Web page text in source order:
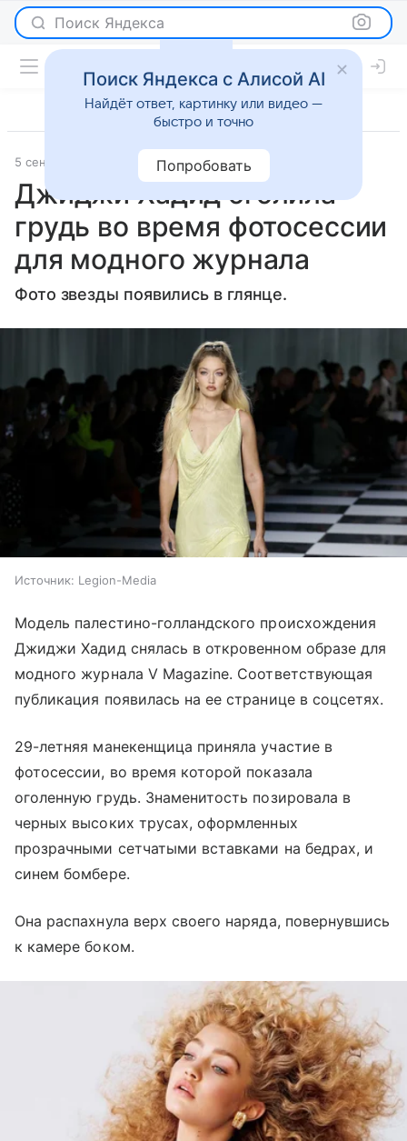
Поиск Яндекса
5 сентября 2024 Lenta.Ru Светская жизнь
Джиджи Хадид оголила
грудь во время фотосессии
для модного журнала
Фото звезды появились в глянце.
Источник: Legion-Media
Модель палестино-голландского происхождения
Джиджи Хадид снялась в откровенном образе для
модного журнала V Magazine. Соответствующая
публикация появилась на ее странице в соцсетях.
29-летняя манекенщица приняла участие в
фотосессии, во время которой показала
оголенную грудь. Знаменитость позировала в
черных высоких трусах, оформленных
прозрачными сетчатыми вставками на бедрах, и
синем бомбере.
Она распахнула верх своего наряда, повернувшись
к камере боком.
Поиск Яндекса с Алисой AI
Найдёт ответ, картинку или видео —
быстро и точно
Попробовать